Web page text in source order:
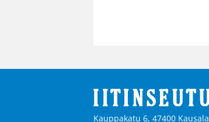
Kauppakatu 6, 47400 Kausala